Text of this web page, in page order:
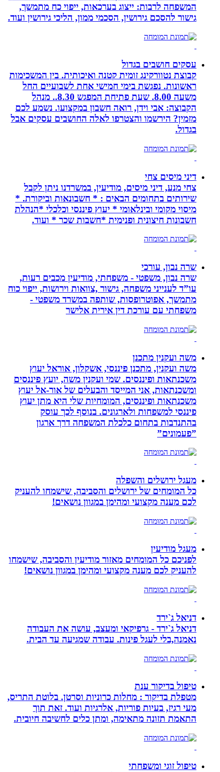
המשפחה לרבות: ייצוג בערכאות, ייפוי כח מתמשך,
גישור להסכם גירושין, הסכמי ממון, הליכי גירושין ועוד.
עסקים חושבים בגדול
קבוצת נטוורקינג זומית קטנה ואיכותית. בין המשכימות
ראשונות. נפגשת בימי חמישי אחת לשבועיים החל
משעה 8.00. שעת פתיחת המפגש 8.30.. מנהל
הקבוצה: אבי וידן, רואה חשבון במקצועו. נשמע לכם
מזמין? הירשמו והצטרפו לאלה החושבים עסקים אבל
בגדול.
דיני מיסים צחי
צחי מנע, דיני מיסים, מודיעין, במשרדנו ניתן לקבל
שירותים בתחומים הבאים : * חשבונאות וביקורת. *
מיסוי מקומי ובינלאומי * יעוץ פיננסי וכלכלי *הנהלת
חשבונות חיצונית ופנימית *חשבות שכר * ועוד.
שרה נבון, עורכי
שרה נבון, משפטי - משפחתי, מודיעין מכבים רעות,
עו”ד לענייני משפחה, גישור ,צוואות וירושות, ייפוי כוח
מתמשך, אפוטרופסות, שותפה במשרד משפטי -
משפחתי עם עורכת דין אירית אלישר
משה ועקנין מתכנן
משה ועקנין, מתכנן פיננסי, אשקלון, אוראל יעוץ
משכנתאות ופיננסים. שמי ועקנין משה, יועץ פיננסים
ומשכנתאות, אני המייסד והבעלים של אור-אל יעוץ
משכנתאות ופיננסים, המומחיות שלי היא מתן יעוץ
פיננסי למשפחות ולארגונים. בנוסף לכך עוסק
בהתנדבות בתחום כלכלת המשפחה דרך ארגון
”פעמונים”
מעגל ירושלים והשפלה
כל המומחים של ירושלים והסביבה, שישמחו להעניק
לכם מענה מקצועי ומהימן במגוון נושאים!
מעגל מודיעין
לפניכם כל המומחים מאזור מודיעין והסביבה, שישמחו
להעניק לכם מענה מקצועי ומהימן במגוון נושאים!
דניאל ג`ירד
דניאל ג`ירד - גרפיקאי ומעצב, עושה את העבודה
נאמנה,בלי לעגל פינות. עבודה שמגיעה עד הבית.
טיפול בדיקור ענת
מטפלת בדיקור : מחלות כרוניות וסרטן. בלוטת התריס,
מעי רגיז, בעיות פוריות, אלרגיות ועוד. זאת תוך
התאמת תזונה מתאימה, ומתן כלים לחשיבה חיובית.
טיפול זוגי ומשפחתי